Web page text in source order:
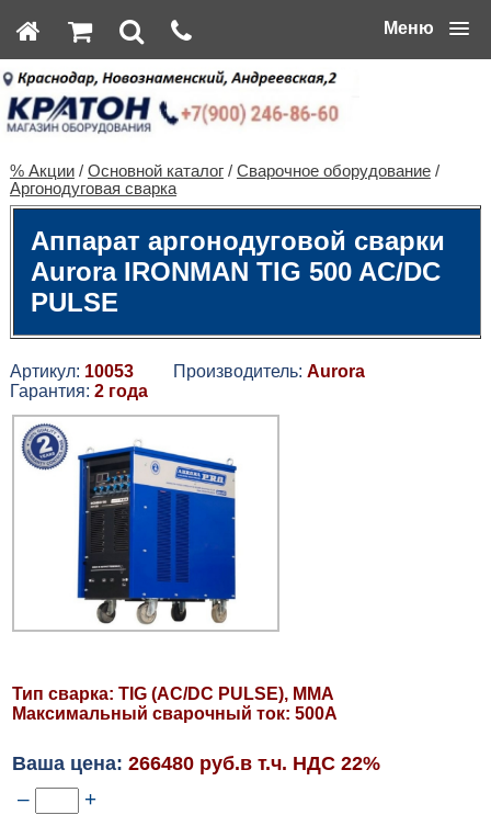
Меню
% Акции/ Основной каталог/ Сварочное оборудование/
Аргонодуговая сварка
Аппарат аргонодуговой сварки
Aurora IRONMAN TIG 500 AC/DC
PULSE
Артикул: 10053Производитель: Aurora
Гарантия: 2 года
Тип сварка: TIG (AC/DC PULSE), MMA
Максимальный сварочный ток: 500А
Ваша цена: 266480 руб.в т.ч. НДС 22%
– +